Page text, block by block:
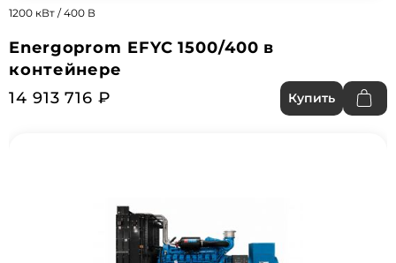
1200 кВт / 400 В
Energoprom EFYC 1500/400 в
контейнере
14 913 716 ₽
Купить